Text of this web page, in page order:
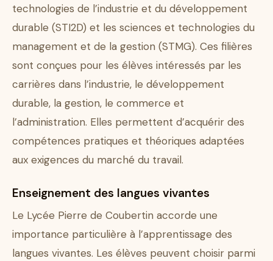
technologies de l’industrie et du développement
durable (STI2D) et les sciences et technologies du
management et de la gestion (STMG). Ces filières
sont conçues pour les élèves intéressés par les
carrières dans l’industrie, le développement
durable, la gestion, le commerce et
l’administration. Elles permettent d’acquérir des
compétences pratiques et théoriques adaptées
aux exigences du marché du travail.
Enseignement des langues vivantes
Le Lycée Pierre de Coubertin accorde une
importance particulière à l’apprentissage des
langues vivantes. Les élèves peuvent choisir parmi